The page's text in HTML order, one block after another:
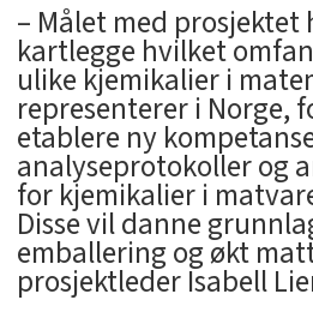
– Målet med
kartlegge hvilket
ulike kjemikalier i
representerer i Norge,
etablere ny
analyseprotokoller og
for kjemikalier i
Disse vil danne
emballering og økt
prosjektleder Isabell